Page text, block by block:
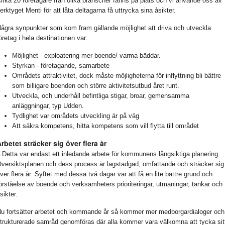
Menti för att låta deltagarna få uttrycka sina åsikter.
synpunkter som kom fram gällande möjlighet att driva och utveckla
i hela destinationen var:
Möjlighet - exploatering mer boende/ varma bäddar.
Styrkan - företagande, samarbete
Områdets attraktivitet, dock måste möjligheterna för inflyttning bli bättre
som billigare boenden och större aktivitetsutbud året runt.
Utveckla, och underhåll befintliga stigar, broar, gemensamma
anläggningar, typ Udden.
Tydlighet var områdets utveckling är på väg
Att säkra kompetens, hitta kompetens som vill flytta till området
sträcker sig över flera år
Detta var endast ett inledande arbete för kommunens långsiktiga planering.
och dess process är lagstadgad, omfattande och sträcker sig
flera år. Syftet med dessa två dagar var att få en lite bättre grund och
av boende och verksamheters prioriteringar, utmaningar, tankar och
fortsätter arbetet och kommande år så kommer mer medborgardialoger och
samråd genomföras där alla kommer vara välkomna att tycka